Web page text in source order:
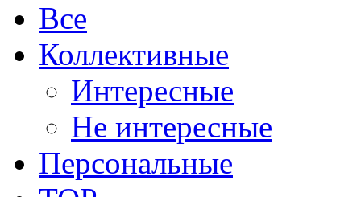
Все
Коллективные
Интересные
Не интересные
Персональные